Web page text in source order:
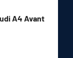
A4 Avant